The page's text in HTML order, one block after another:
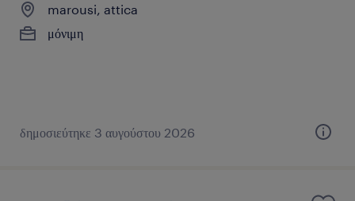
marousi, attica
μόνιμη
δημοσιεύτηκε 3 αυγούστου 2026